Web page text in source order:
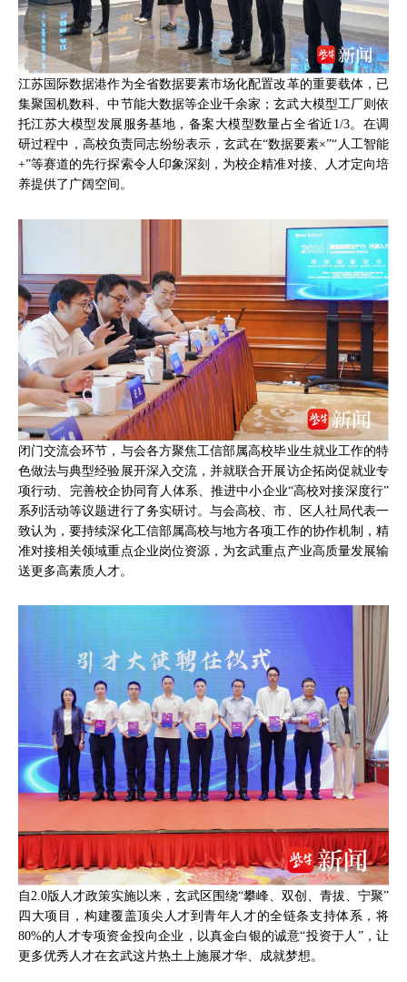
江苏国际数据港作为全省数据要素市场化配置改革的重要载体，已
集聚国机数科、中节能大数据等企业千余家；玄武大模型工厂则依
托江苏大模型发展服务基地，备案大模型数量占全省近1/3。在调
研过程中，高校负责同志纷纷表示，玄武在“数据要素×”“人工智能
+”等赛道的先行探索令人印象深刻，为校企精准对接、人才定向培
养提供了广阔空间。
闭门交流会环节，与会各方聚焦工信部属高校毕业生就业工作的特
色做法与典型经验展开深入交流，并就联合开展访企拓岗促就业专
项行动、完善校企协同育人体系、推进中小企业“高校对接深度行”
系列活动等议题进行了务实研讨。与会高校、市、区人社局代表一
致认为，要持续深化工信部属高校与地方各项工作的协作机制，精
准对接相关领域重点企业岗位资源，为玄武重点产业高质量发展输
送更多高素质人才。
自2.0版人才政策实施以来，玄武区围绕“攀峰、双创、青拔、宁聚”
四大项目，构建覆盖顶尖人才到青年人才的全链条支持体系，将
80%的人才专项资金投向企业，以真金白银的诚意“投资于人”，让
更多优秀人才在玄武这片热土上施展才华、成就梦想。